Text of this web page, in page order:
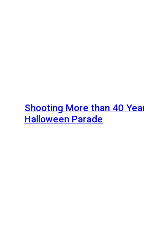
Shooting More than 40
Halloween Parade